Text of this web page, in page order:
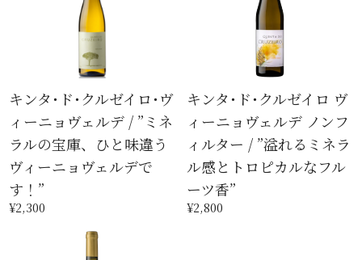
キンタ･ド･クルゼイロ･ヴ
ィーニョヴェルデ / ”ミネ
ラルの宝庫、ひと味違う
ヴィーニョヴェルデで
す！”
¥2,300
キンタ･ド･クルゼイロ ヴ
ィーニョヴェルデ ノンフ
ィルター / ”溢れるミネラ
ル感とトロピカルなフル
ーツ香”
¥2,800